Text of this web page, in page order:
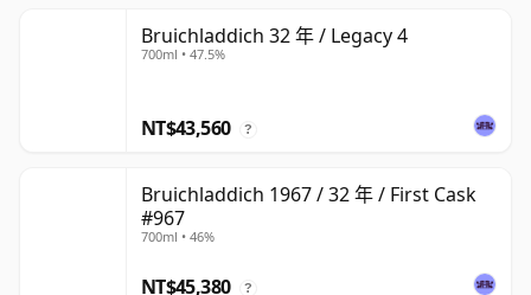
Bruichladdich 32 年 / Legacy 4
700ml • 47.5%
NT$43,560 ?
Bruichladdich 1967 / 32 年 / First Cask
#967
700ml • 46%
NT$45,380 ?